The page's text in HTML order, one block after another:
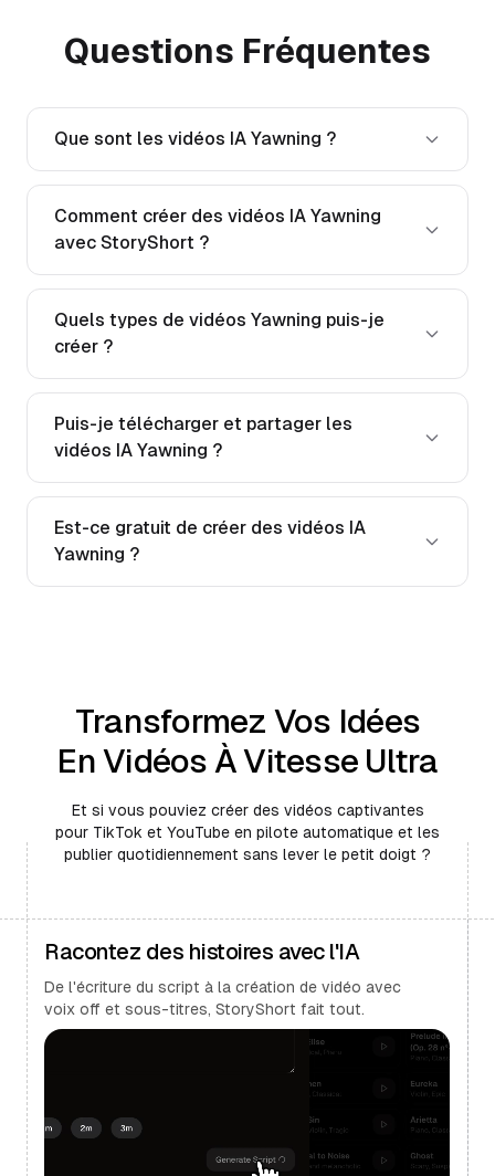
Questions Fréquentes
Que sont les vidéos IA Yawning ?
Comment créer des vidéos IA Yawning
avec StoryShort ?
Quels types de vidéos Yawning puis-je
créer ?
Puis-je télécharger et partager les
vidéos IA Yawning ?
Est-ce gratuit de créer des vidéos IA
Yawning ?
Transformez Vos Idées
En Vidéos À Vitesse Ultra
Et si vous pouviez créer des vidéos captivantes
pour TikTok et YouTube en pilote automatique et les
publier quotidiennement sans lever le petit doigt ?
Racontez des histoires avec l'IA
De l'écriture du script à la création de vidéo avec
voix off et sous-titres, StoryShort fait tout.